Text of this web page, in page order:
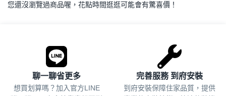
您還沒瀏覽過商品喔，花點時間逛逛可能會有驚喜價！
聊一聊省更多
想買划算嗎？加入官方LINE
完善服務 到府安裝
到府安裝保障住家品質，提供